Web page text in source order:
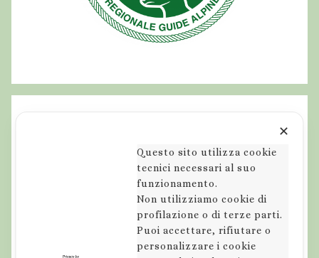
✕
Questo sito utilizza cookie
tecnici necessari al suo
funzionamento.
Non utilizziamo cookie di
profilazione o di terze parti.
Puoi accettare, rifiutare o
personalizzare i cookie